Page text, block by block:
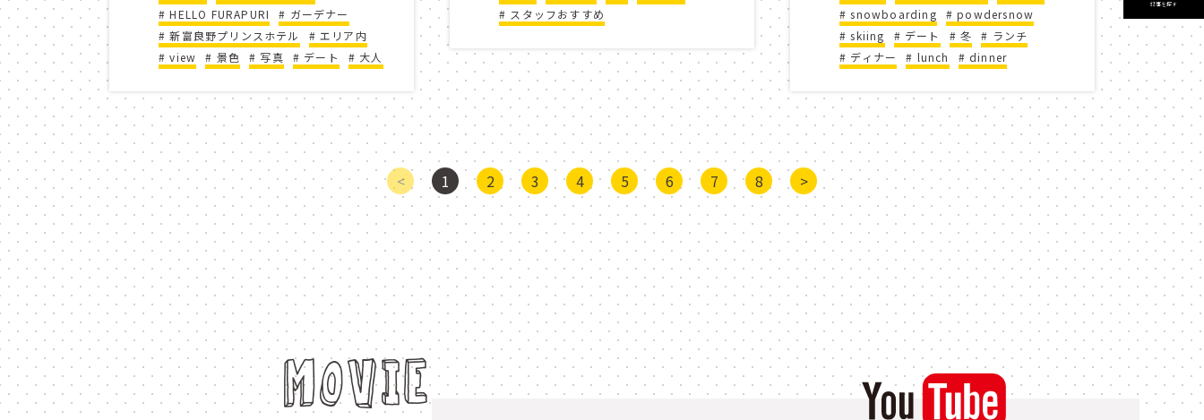
記事
HASHTAG
ハッシュタグ
MOVIE
ムービー
ski インスタキャンペーン ふら冬 プレゼント Instagram 花火 年越し
カウントダウン 2020 2021 fireworks new year's eve countdown kids
family new year festival スノボー ski resort kids date パトロール
お仕事紹介 お仕事 お仕事密着 HELLOふらプリ 総集編 春夏秋冬
総集編2020 四季 春スキー asmr bgv ピクニックガーデン ガーデニング
初夏 early summer 森 富良野の風景 勉強用bgm グリーン 8月
ドッグラン soh's BAR 秋の夜長 薪ストーブ 大人の時間 エンジョイクーポン
スタッフおすすめ ワーケーション 富良野市 パラグライダー モーターパラグライダー
hokkaido Kaze no Garden furano Flowers 絶景 夕涼みアペロ
HELLO FURAPURI
ガーデナー
新富良野プリンスホテル
エリア内
view
景色 写真 デート 大人
スタッフおすすめ
snowboarding
powdersnow
skiing
デート 冬
ランチ
ディナー
lunch dinner
< 1 2 3 4 5 6 7 8 >
MOVIE
記事を探す